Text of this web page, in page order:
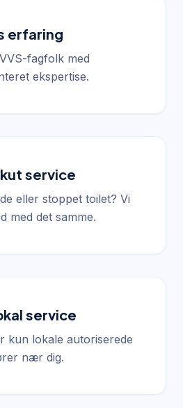
erfaring
fagfolk med
ekspertise.
service
eller stoppet toilet? Vi
med det samme.
service
kun lokale autoriserede
nær dig.